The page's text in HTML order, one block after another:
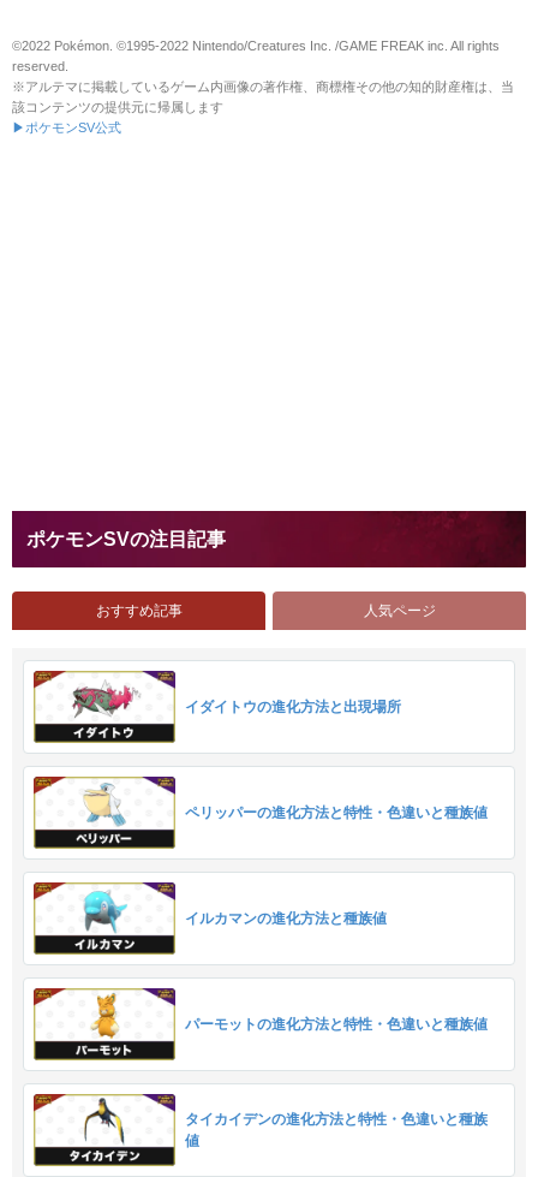
©2022 Pokémon. ©1995-2022 Nintendo/Creatures Inc. /GAME FREAK inc. All rights
reserved.
※アルテマに掲載しているゲーム内画像の著作権、商標権その他の知的財産権は、当
該コンテンツの提供元に帰属します
▶ポケモンSV公式
ポケモンSVの注目記事
おすすめ記事 人気ページ
イダイトウの進化方法と出現場所
ペリッパーの進化方法と特性・色違いと種族値
イルカマンの進化方法と種族値
パーモットの進化方法と特性・色違いと種族値
タイカイデンの進化方法と特性・色違いと種族
値